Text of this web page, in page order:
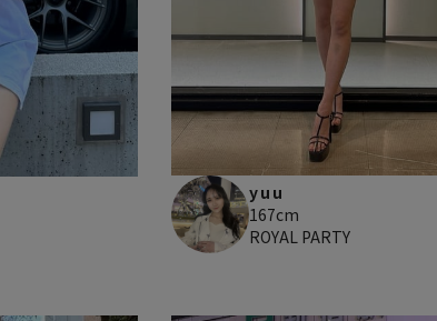
yuu
167cm
ROYAL PARTY